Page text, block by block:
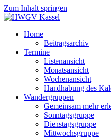
Zum Inhalt springen
Home
Beitragsarchiv
Termine
Listenansicht
Monatsansicht
Wochenansicht
Handhabung des
Wandergruppen
Gemeinsam mehr
Sonntagsgruppe
Dienstagsgruppe
Mittwochsgruppe